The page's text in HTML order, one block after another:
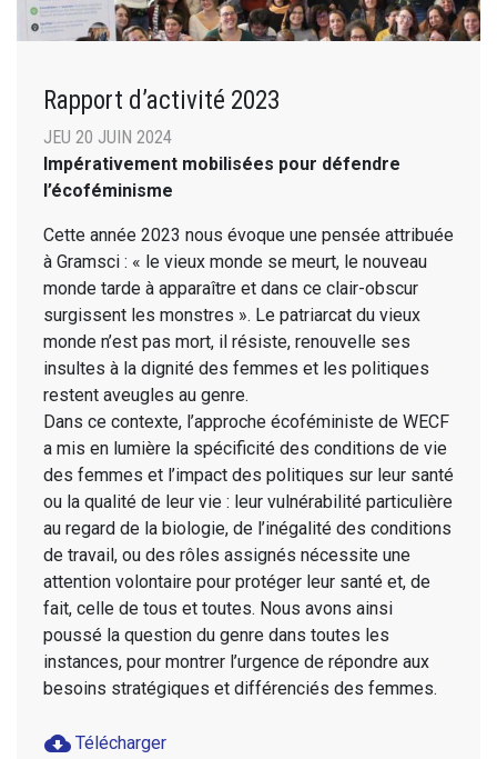
Rapport d’activité 2023
JEU 20 JUIN 2024
Impérativement mobilisées pour défendre
l’écoféminisme
Cette année 2023 nous évoque une pensée attribuée
à Gramsci : « le vieux monde se meurt, le nouveau
monde tarde à apparaître et dans ce clair-obscur
surgissent les monstres ». Le patriarcat du vieux
monde n’est pas mort, il résiste, renouvelle ses
insultes à la dignité des femmes et les politiques
restent aveugles au genre.
Dans ce contexte, l’approche écoféministe de WECF
a mis en lumière la spécificité des conditions de vie
des femmes et l’impact des politiques sur leur santé
ou la qualité de leur vie : leur vulnérabilité particulière
au regard de la biologie, de l’inégalité des conditions
de travail, ou des rôles assignés nécessite une
attention volontaire pour protéger leur santé et, de
fait, celle de tous et toutes. Nous avons ainsi
poussé la question du genre dans toutes les
instances, pour montrer l’urgence de répondre aux
besoins stratégiques et différenciés des femmes.
cloud_download Télécharger